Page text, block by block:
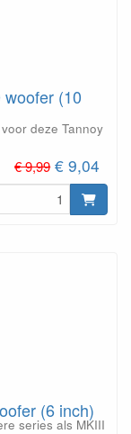
(10
deze Tannoy
€ 9,99 € 9,04
(6 inch)
series als MKIII